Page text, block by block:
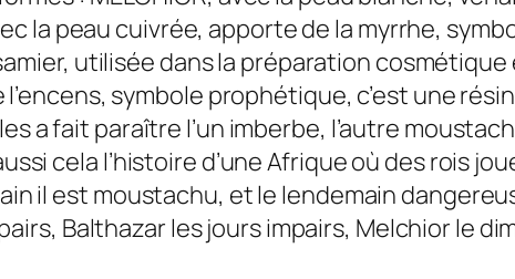
la peau cuivrée, apporte de la myrrhe,
utilisée dans la préparation
symbole prophétique, c’est une
a fait paraître l’un imberbe, l’autre
cela l’histoire d’une Afrique où des rois
il est moustachu, et le lendemain
Balthazar les jours impairs, Melchior le